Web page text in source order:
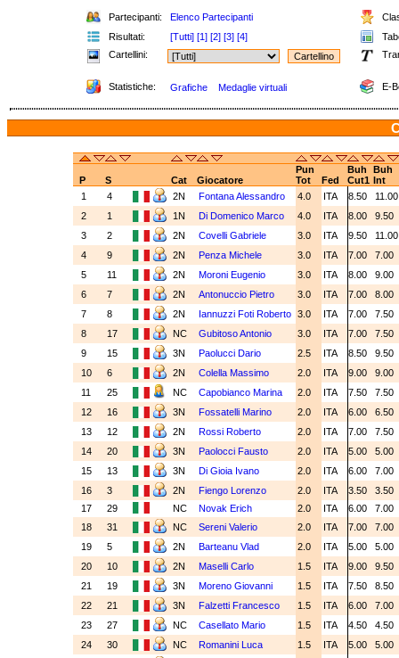
Partecipanti: Elenco Partecipanti
Risultati:
[Tutti] [1] [2] [3] [4]
Cartellini:
Statistiche: Grafiche Medaglie virtuali E-
Pun Buh
Buh
P
S Cat Giocatore Tot Fed Cut1 Int
1
4 2N Fontana Alessandro 4.0 ITA 8.50
2
1 1N Di Domenico Marco 4.0 ITA 8.00
9.50
3
2 2N Covelli Gabriele 3.0 ITA 9.50
4
9 2N Penza Michele 3.0 ITA 7.00
7.00
5
11 2N Moroni Eugenio 3.0 ITA 8.00
9.00
6
7 2N Antonuccio Pietro 3.0 ITA 7.00
8.00
7
8 2N Iannuzzi Foti Roberto 3.0 ITA 7.00
7.50
8
17 NC Gubitoso Antonio 3.0 ITA 7.00
7.50
9
15 3N Paolucci Dario 2.5 ITA 8.50
9.50
10
6 2N Colella Massimo 2.0 ITA 9.00
9.00
11
25 NC Capobianco Marina 2.0 ITA 7.50
7.50
12
16 3N Fossatelli Marino 2.0 ITA 6.00
6.50
13
12 2N Rossi Roberto 2.0 ITA 7.00
7.50
14
20 3N Paolocci Fausto 2.0 ITA 5.00
5.00
15
13 3N Di Gioia Ivano 2.0 ITA 6.00
7.00
16
3 2N Fiengo Lorenzo 2.0 ITA 3.50
3.50
17
29 NC Novak Erich 2.0 ITA 6.00
7.00
18
31 NC Sereni Valerio 2.0 ITA 7.00
7.00
19
5 2N Barteanu Vlad 2.0 ITA 5.00
5.00
20
10 2N Maselli Carlo 1.5 ITA 9.00
9.50
21
19 3N Moreno Giovanni 1.5 ITA 7.50
8.50
22
21 3N Falzetti Francesco 1.5 ITA 6.00
7.00
23
27 NC Casellato Mario 1.5 ITA 4.50
4.50
24
30 NC Romanini Luca 1.5 ITA 5.00
5.00